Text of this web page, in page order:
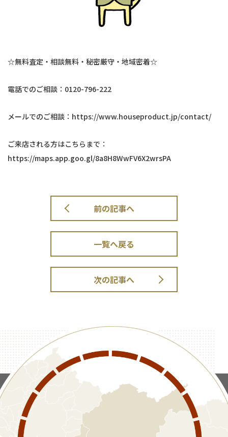
☆無料査定・相談無料・秘密厳守・地域密着☆
電話でのご相談：0120-796-222
メールでのご相談：https://www.houseproduct.jp/contact/
ご来店される方はこちらまで：
https://maps.app.goo.gl/8a8H8WwFV6X2wrsPA
前の記事へ
一覧へ戻る
次の記事へ